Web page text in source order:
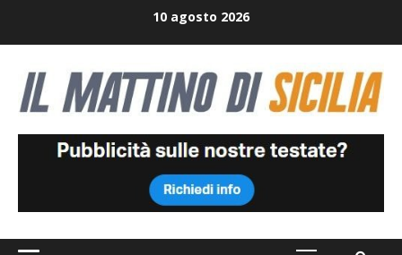
10 agosto 2026